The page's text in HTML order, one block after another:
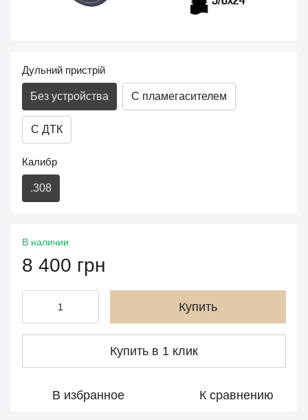
Дульний пристрій
Без устройства С пламегасителем
С ДТК
Калибр
.308
В наличии
8 400 грн
Купить
Купить в 1 клик
В избранное К сравнению